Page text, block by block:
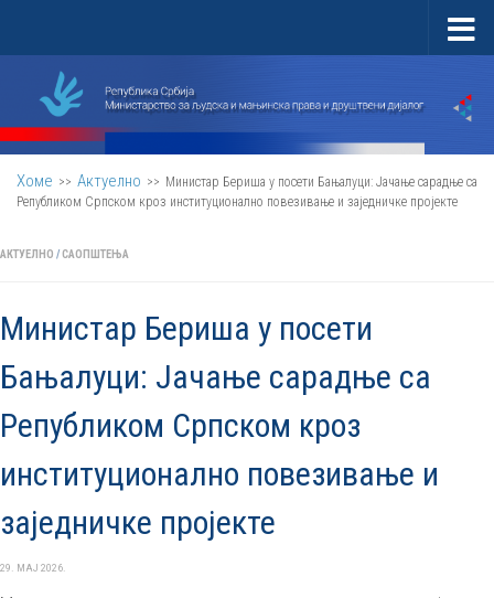
Хоме >> Актуелно >> Министар Бериша у посети Бањалуци: Јачање сарадње са
Републиком Српском кроз институционално повезивање и заједничке пројекте
АКТУЕЛНО /САОПШТЕЊА
Министар Бериша у посети
Бањалуци: Јачање сарадње са
Републиком Српском кроз
институционално повезивање и
заједничке пројекте
29. МАЈ 2026.